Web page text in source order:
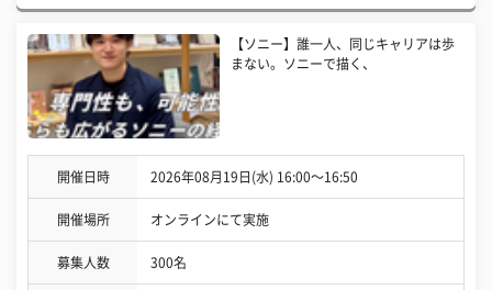
【ソニー】誰一人、同じキャリアは歩
まない。ソニーで描く、
開催日時 2026年08月19日(水) 16:00〜16:50
開催場所 オンラインにて実施
募集人数 300名